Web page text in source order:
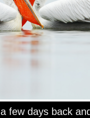
few days back